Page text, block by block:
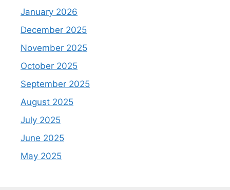
January 2026
December 2025
November 2025
October 2025
September 2025
August 2025
July 2025
June 2025
May 2025